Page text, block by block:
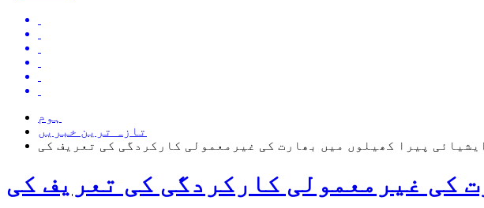
ہوم
تازہ ترین خبریں
پیرا کھیلوں میں بھارت کی غیرمعمولی کارکردگی کی تعریف کی
کی غیرمعمولی کارکردگی کی تعریف کی